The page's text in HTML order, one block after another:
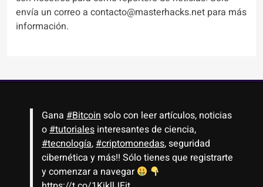
envía un correo a contacto@masterhacks.net para más
información.
Gana #Bitcoinsolo con leer artículos, noticias
o#tutoriales interesantes de ciencia,
#tecnología,#criptomonedas, seguridad
cibernética y más!! Sólo tienes que registrarte
y comenzar a navegar